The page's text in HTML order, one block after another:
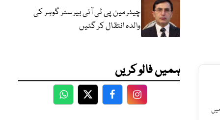
چیئرمین پی ٹی آئی بیرسٹر گوہر کی
والدہ انتقال کر گئیں
ہمیں فالو کریں
WhatsApp
TwitterFacebookFacebook